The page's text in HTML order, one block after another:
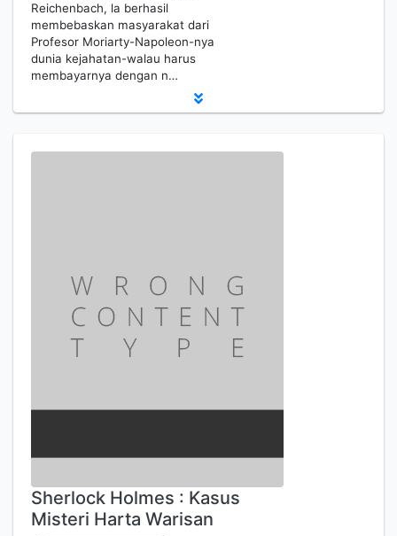
Reichenbach, la berhasil
membebaskan masyarakat dari
Profesor Moriarty-Napoleon-nya
dunia kejahatan-walau harus
membayarnya dengan n…
Sherlock Holmes : Kasus
Misteri Harta Warisan